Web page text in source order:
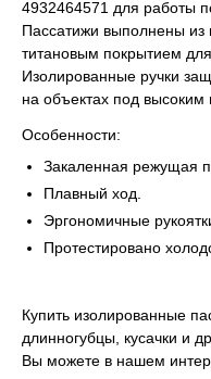
4932464571 для работы
Пассатижи выполнены из
титановым покрытием
Изолированные ручки
на объектах под высоким
Особенности:
Закаленная режущая
Плавный ход.
Эргономичные
Протестировано
Купить изолированные
длинногубцы, кусачки и
Вы можете в нашем